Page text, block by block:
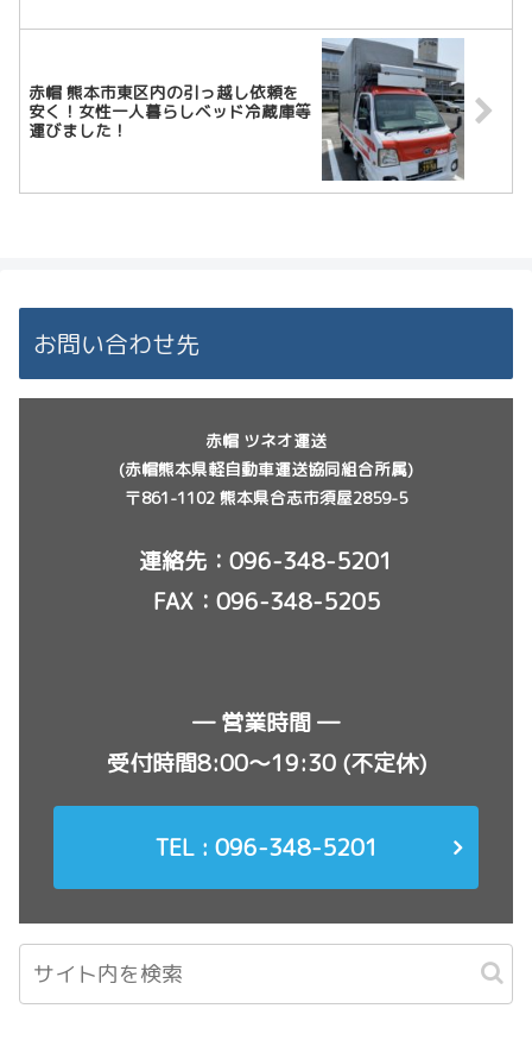
赤帽 熊本市東区内の引っ越し依頼を
安く！女性一人暮らしベッド冷蔵庫等
運びました！
お問い合わせ先
赤帽 ツネオ運送
(赤帽熊本県軽自動車運送協同組合所属)
〒861-1102 熊本県合志市須屋2859-5
連絡先： 096-348-5201
FAX：096-348-5205
― 営業時間 ―
受付時間8:00〜19:30 (不定休)
TEL : 096-348-5201